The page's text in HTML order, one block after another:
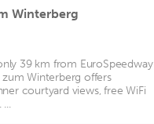
Winterberg
39 km from EuroSpeedway
zum Winterberg offers
courtyard views, free WiFi
...